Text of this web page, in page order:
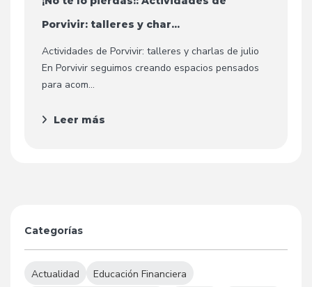
Porvivir: talleres y char...
Actividades de Porvivir: talleres y charlas de julio
En Porvivir seguimos creando espacios pensados
para acom...
Leer más
Categorías
Actualidad
Educación Financiera